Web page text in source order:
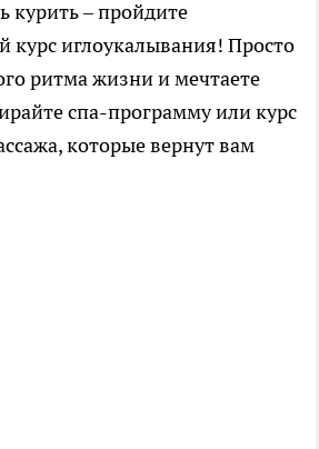
курить – пройдите
курс иглоукалывания! Просто
ритма жизни и мечтаете
спа-программу или курс
которые вернут вам